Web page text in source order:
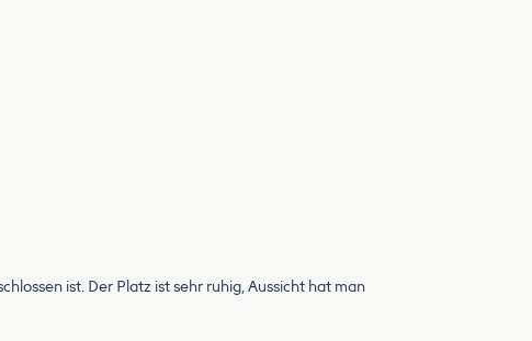
ist. Der Platz ist sehr ruhig, Aussicht hat man